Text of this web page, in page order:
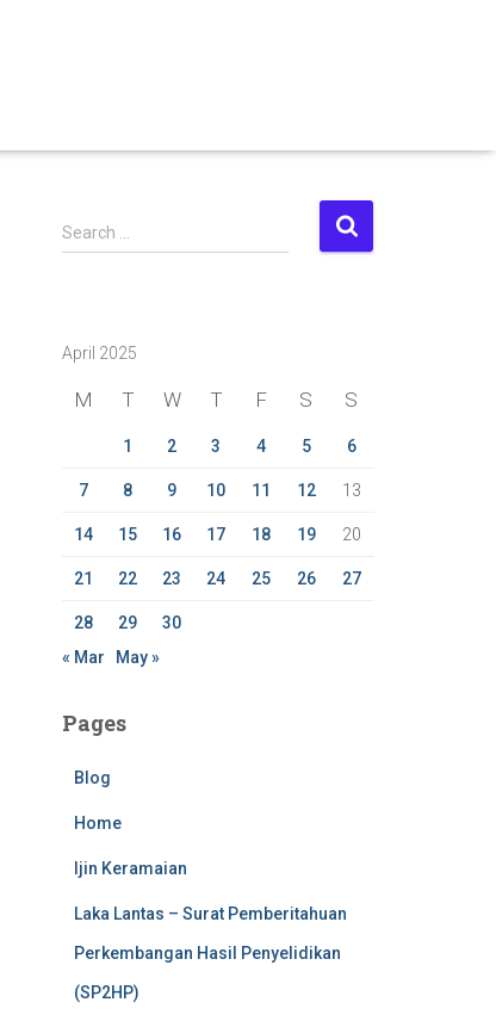
S
e
h
Search …
April 2025
M T W T F S S
1 2 3 4 5 6
7 8 9 10 11 12 13
14 15 16 17 18 19 20
21 22 23 24 25 26 27
28 29
30
« Mar
May »
Pages
Blog
Home
Ijin Keramaian
Laka Lantas – Surat Pemberitahuan
Perkembangan Hasil Penyelidikan
(SP2HP)